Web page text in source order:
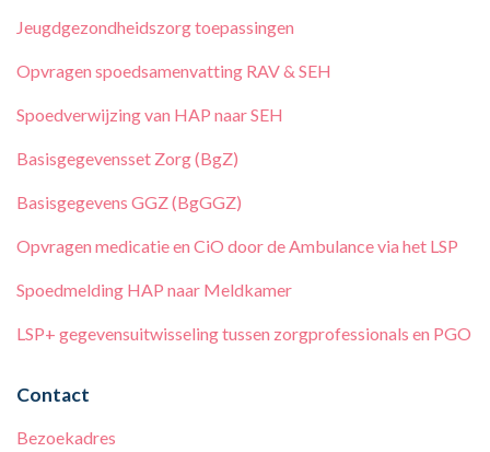
Jeugdgezondheidszorg toepassingen
Opvragen spoedsamenvatting RAV & SEH
Spoedverwijzing van HAP naar SEH
Basisgegevensset Zorg (BgZ)
Basisgegevens GGZ (BgGGZ)
Opvragen medicatie en CiO door de Ambulance via het LSP
Spoedmelding HAP naar Meldkamer
LSP+ gegevensuitwisseling tussen zorgprofessionals en PGO
Contact
Bezoekadres